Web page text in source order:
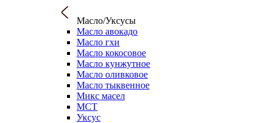
Масло/Уксусы
Масло авокадо
Масло гхи
Масло кокосовое
Масло кунжутное
Масло оливковое
Масло тыквенное
Микс масел
МСТ
Уксус